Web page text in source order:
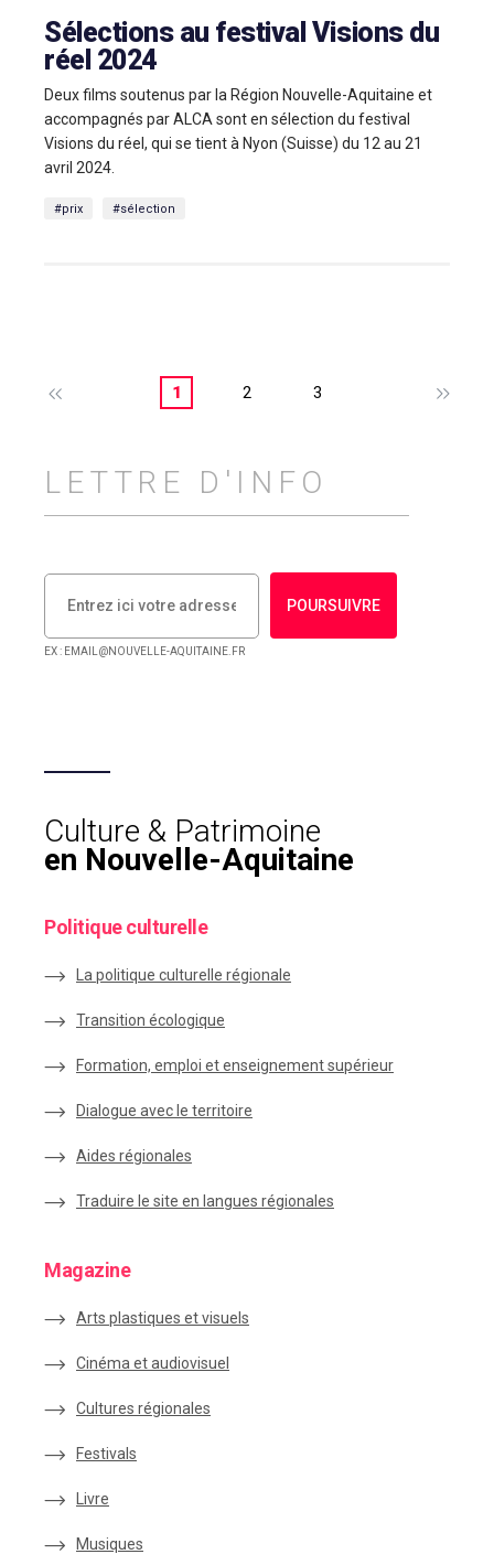
Sélections au festival Visions du
réel 2024
Deux films soutenus par la Région Nouvelle-Aquitaine et
accompagnés par ALCA sont en sélection du festival
Visions du réel, qui se tient à Nyon (Suisse) du 12 au 21
avril 2024.
#prix #sélection
1 2 3
LETTRE D'INFO
POURSUIVRE
EX : EMAIL@NOUVELLE-AQUITAINE.FR
Culture & Patrimoine
en Nouvelle-Aquitaine
Politique culturelle
La politique culturelle régionale
Transition écologique
Formation, emploi et enseignement supérieur
Dialogue avec le territoire
Aides régionales
Traduire le site en langues régionales
Magazine
Arts plastiques et visuels
Cinéma et audiovisuel
Cultures régionales
Festivals
Livre
Musiques